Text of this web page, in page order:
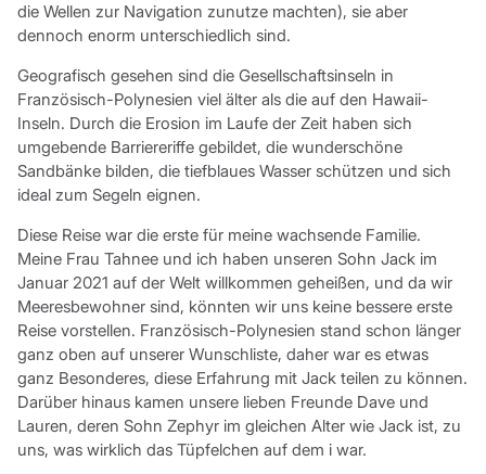
die Wellen zur Navigation zunutze machten), sie aber
dennoch enorm unterschiedlich sind.
Geografisch gesehen sind die Gesellschaftsinseln in
Französisch-Polynesien viel älter als die auf den Hawaii-
Inseln. Durch die Erosion im Laufe der Zeit haben sich
umgebende Barriereriffe gebildet, die wunderschöne
Sandbänke bilden, die tiefblaues Wasser schützen und sich
ideal zum Segeln eignen.
Diese Reise war die erste für meine wachsende Familie.
Meine Frau Tahnee und ich haben unseren Sohn Jack im
Januar 2021 auf der Welt willkommen geheißen, und da wir
Meeresbewohner sind, könnten wir uns keine bessere erste
Reise vorstellen. Französisch-Polynesien stand schon länger
ganz oben auf unserer Wunschliste, daher war es etwas
ganz Besonderes, diese Erfahrung mit Jack teilen zu können.
Darüber hinaus kamen unsere lieben Freunde Dave und
Lauren, deren Sohn Zephyr im gleichen Alter wie Jack ist, zu
uns, was wirklich das Tüpfelchen auf dem i war.